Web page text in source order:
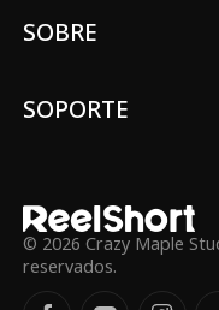
SOBRE
SOPORTE
© 2026 Crazy Maple
reservados.